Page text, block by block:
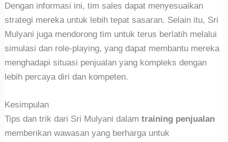
Dengan informasi ini, tim sales dapat menyesuaikan
strategi mereka untuk lebih tepat sasaran. Selain itu, Sri
Mulyani juga mendorong tim untuk terus berlatih melalui
simulasi dan role-playing, yang dapat membantu mereka
menghadapi situasi penjualan yang kompleks dengan
lebih percaya diri dan kompeten.
Kesimpulan
Tips dan trik dari Sri Mulyani dalamtraining penjualan
memberikan wawasan yang berharga untuk